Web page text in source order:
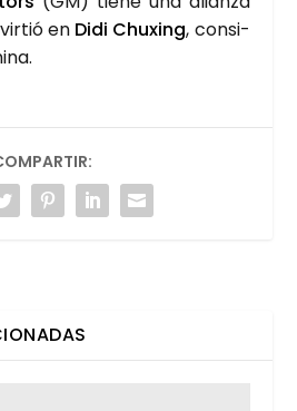
en Didi Chu­xing, con­si­